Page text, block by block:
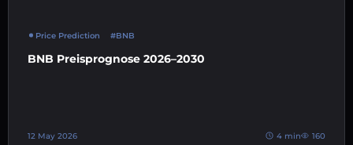
Price Prediction #BNB
BNB Preisprognose 2026–2030
12 May 2026 4 min 160